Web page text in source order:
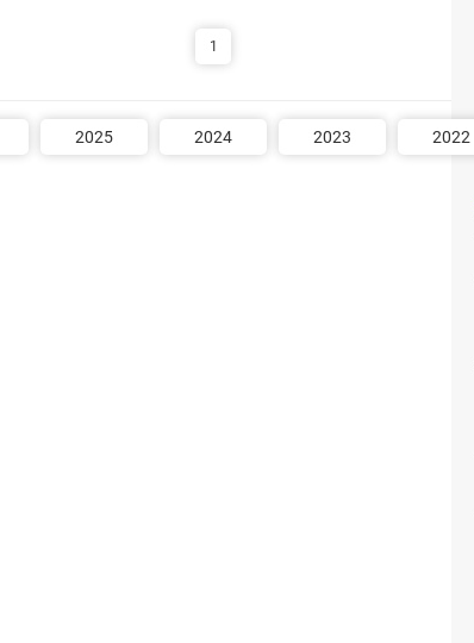
1
2025 2024 2023 2022